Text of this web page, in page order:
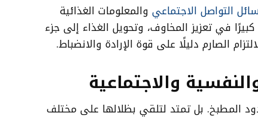
التواصل الاجتماعي والمعلومات الغذائية
في تعزيز المخاوف، وتحويل الغذاء إلى جزء
الصارم دليلًا على قوة الإرادة والانضباط.
والاجتماعية
المطبخ. بل تمتد لتلقي بظلالها على مختلف